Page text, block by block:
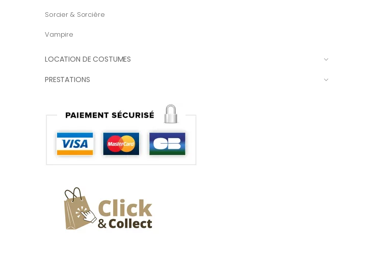
Sorcier & Sorcière
Vampire
LOCATION DE COSTUMES
PRESTATIONS